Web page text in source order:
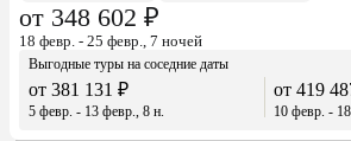
от 348 602 ₽
18 февр. - 25 февр., 7 ночей
Выгодные туры на соседние даты
от 381 131 ₽
5 февр. - 13 февр., 8 н.
от 419
10 февр. -